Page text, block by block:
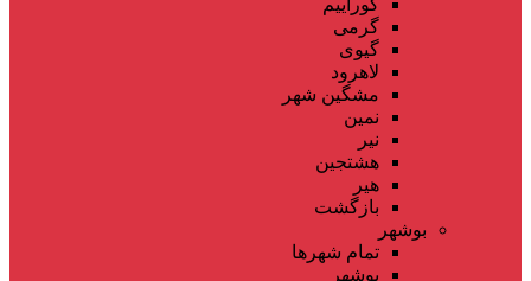
گرمی
گیوی
لاهرود
مشگین شهر
نمین
نیر
هشتجین
هیر
بازگشت
بوشهر
تمام شهر‌ها
بوشهر